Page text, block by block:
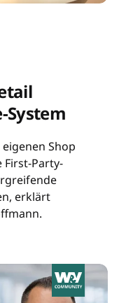
System
Shop
First-Party-
erklärt